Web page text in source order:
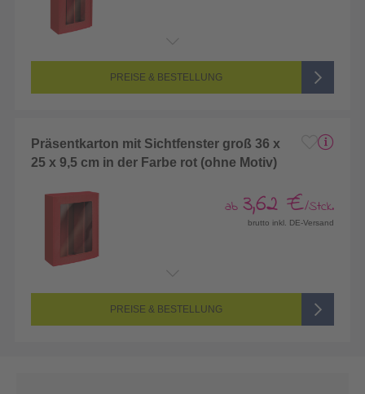
PREISE & BESTELLUNG
Präsentkarton mit Sichtfenster groß 36 x
25 x 9,5 cm in der Farbe rot (ohne Motiv)
ab 3,62 €/Stck.
brutto inkl. DE-Versand
PREISE & BESTELLUNG